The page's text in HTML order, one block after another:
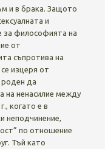
и в брака. Защото
и
за философията на
от
съпротива на
изцеря от
роден да
на ненасилие между
когато е в
неподчинение,
по отношение
Тъй като